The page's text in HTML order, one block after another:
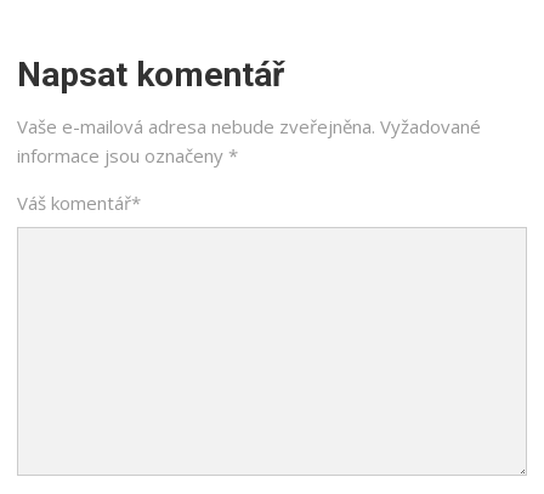
Napsat komentář
Vaše e-mailová adresa nebude zveřejněna. Vyžadované
informace jsou označeny *
Váš komentář*